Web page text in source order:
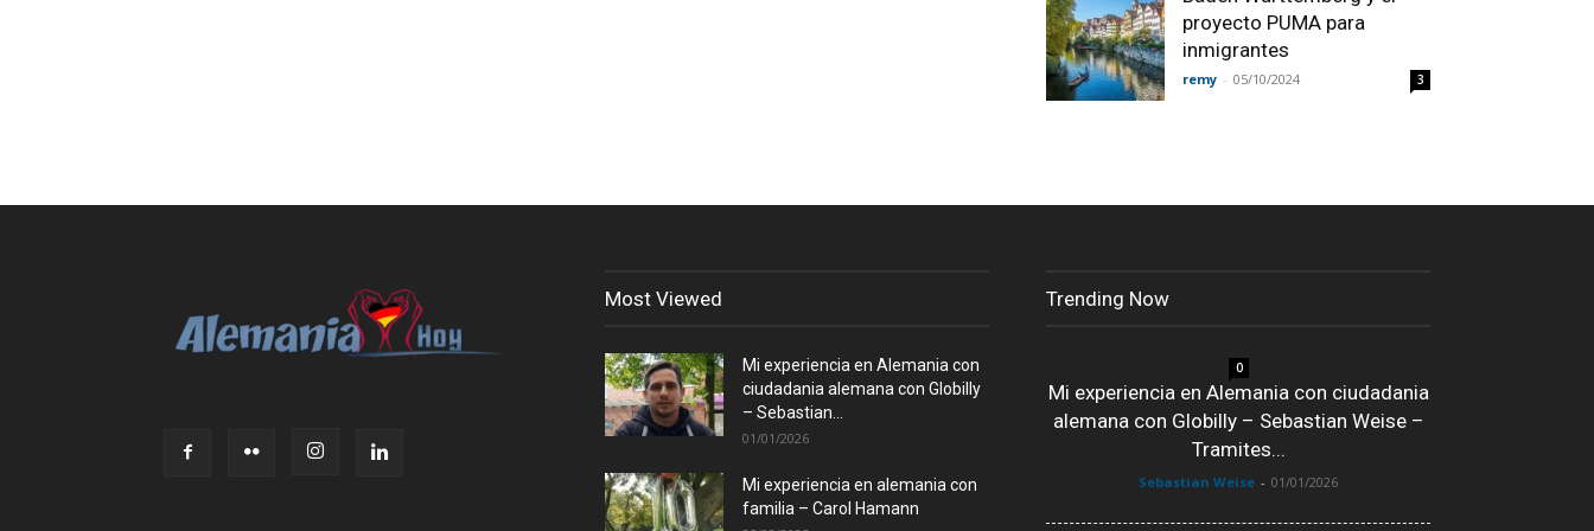
proyecto PUMA para
inmigrantes
remy - 05/10/2024 3
Most Viewed
Mi experiencia en Alemania con
ciudadania alemana con Globilly
– Sebastian...
01/01/2026
Mi experiencia en alemania con
familia – Carol Hamann
Trending Now
0
Mi experiencia en Alemania con ciudadania
alemana con Globilly – Sebastian Weise –
Tramites...
Sebastian Weise - 01/01/2026